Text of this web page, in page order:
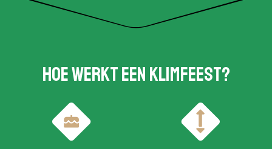
Hoe werkt een klimfeest?